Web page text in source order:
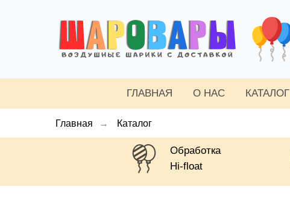
ГЛАВНАЯ О НАС КАТАЛОГ
Главная → Каталог
Обработка
Hi-float